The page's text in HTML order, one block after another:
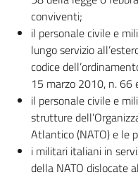
conviventi;
il personale civile e
lungo servizio
codice
15 marzo 2010, n. 66
il personale civile e
strutture
Atlantico (NATO) e le
i militari italiani in
della NATO dislocate